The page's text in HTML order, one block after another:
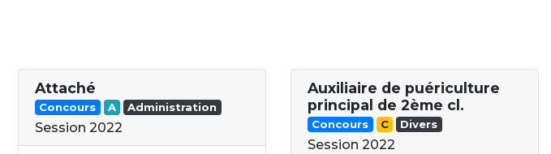
Attaché
Concours A Administration
Session 2022
Auxiliaire de puériculture
principal de 2ème cl.
Concours C Divers
Session 2022